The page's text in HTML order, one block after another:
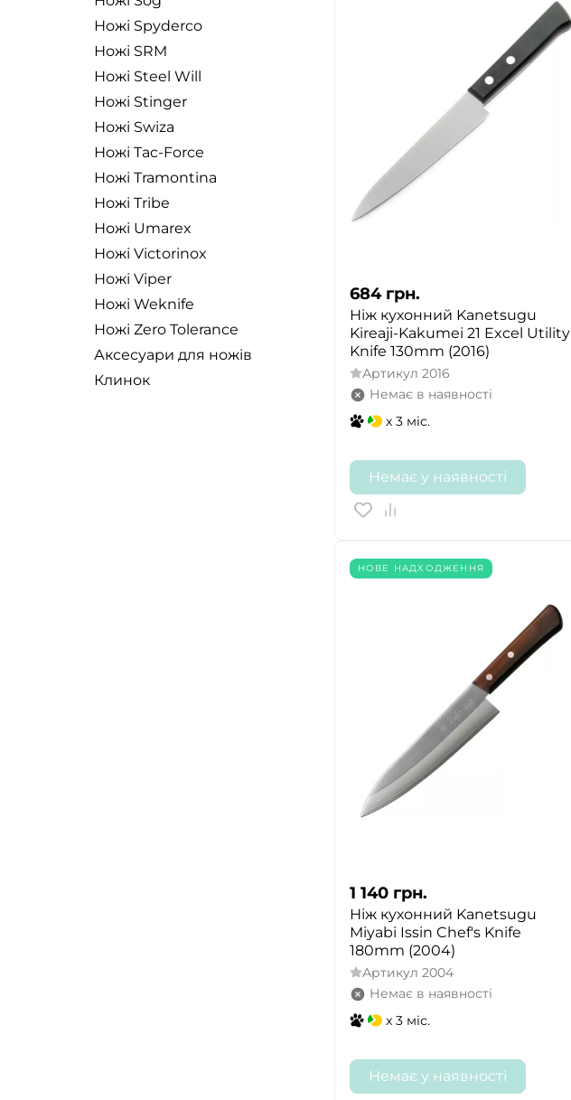
Ножі Spyderco
Ножі SRM
Ножі Steel Will
Ножі Stinger
Ножі Swiza
Ножі Tac-Force
Ножі Tramontina
Ножі Tribe
Ножі Umarex
Ножі Victorinox
Ножі Viper
Ножі Weknife
Ножі Zero Tolerance
Аксесуари для ножів
Клинок
684 грн.
Ніж кухонний Kanetsugu
Kireaji-Kakumei 21 Excel Utility
Knife 130mm (2016)
Артикул 2016
Немає в наявності
x 3 міс.
Немає у наявності
НОВЕ НАДХОДЖЕННЯ
1 140 грн.
Ніж кухонний Kanetsugu
Miyabi Issin Chef's Knife
180mm (2004)
Артикул 2004
Немає в наявності
x 3 міс.
Немає у наявності